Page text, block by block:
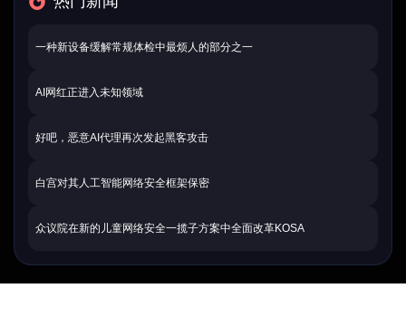
一种新设备缓解常规体检中最烦人的部分之一
AI网红正进入未知领域
好吧，恶意AI代理再次发起黑客攻击
白宫对其人工智能网络安全框架保密
众议院在新的儿童网络安全一揽子方案中全面改革KOSA